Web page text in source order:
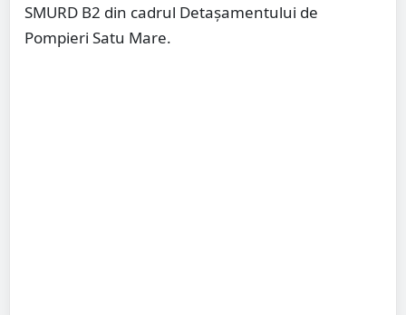
SMURD B2 din cadrul Detașamentului de
Pompieri Satu Mare.